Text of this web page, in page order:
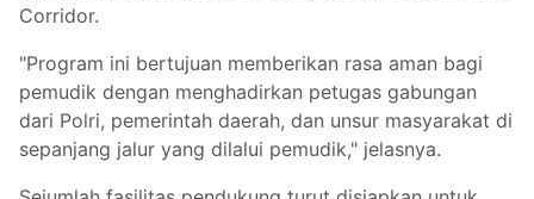
Corridor.
"Program ini bertujuan memberikan rasa aman bagi
pemudik dengan menghadirkan petugas gabungan
dari Polri, pemerintah daerah, dan unsur masyarakat di
sepanjang jalur yang dilalui pemudik," jelasnya.